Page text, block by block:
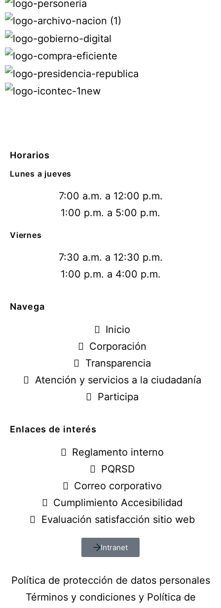
Horarios
Lunes a jueves
7:00 a.m. a 12:00 p.m.
1:00 p.m. a 5:00 p.m.
Viernes
7:30 a.m. a 12:30 p.m.
1:00 p.m. a 4:00 p.m.
Navega
Inicio
Corporación
Transparencia
Atención y servicios a la ciudadanía
Participa
Enlaces de interés
Reglamento interno
PQRSD
Correo corporativo
Cumplimiento Accesibilidad
Evaluación satisfacción sitio web
Intranet
Política de protección de datos personales
Términos y condiciones y Política de